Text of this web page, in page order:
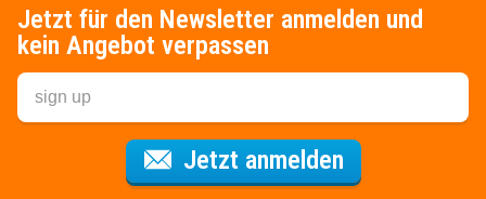
Jetzt für den Newsletter anmelden und
kein Angebot verpassen
Jetzt anmeldenFür den